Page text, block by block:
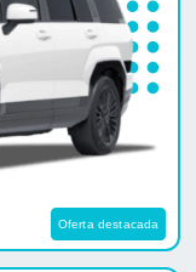
Oferta destacada